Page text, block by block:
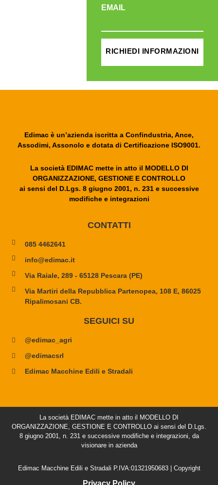
EMAIL
RICHIEDI INFORMAZIONI
Edimac è un’azienda iscritta a Confindustria, Ance,
Assodimi, Assonolo e dotata di Certificazione ISO9001.
La società EDIMAC mette in atto il MODELLO DI
ORGANIZZAZIONE, GESTIONE E CONTROLLO
ai sensi del D.Lgs. 8 giugno 2001, n. 231 e successive
modifiche e integrazioni
CONTATTI
085 4462641
info@edimac.it
Via Raiale, 289 - 65128 Pescara (PE)
Via Martiri della Repubblica Partenopea, 108 E, 86025
Ripalimosani CB.
SEGUICI SU
@edimac_agri
@edimacsrl
Edimac Macchine Edili e Stradali
La società EDIMAC mette in atto il MODELLO DI
ORGANIZZAZIONE, GESTIONE E CONTROLLO ai sensi del D.Lgs.
8 giugno 2001, n. 231 e successive modifiche e integrazioni, da
visionare in azienda
Edimac Macchine Edili e Stradali P.IVA:01321950683 | Copyright